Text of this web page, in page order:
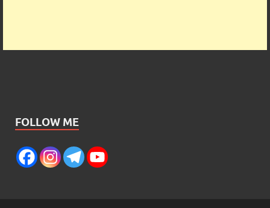
FOLLOW ME